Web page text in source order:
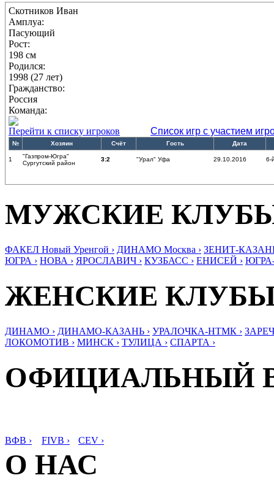
Скотников Иван
Амплуа:
Пасующий
Рост:
198 см
Родился:
1998 (27 лет)
Гражданство:
Россия
Команда:
Перейти к списку игроков
Список игр с участием
№ Хозяин Счёт Гость Дата
1
"Газпром-Югра"
Сургутский район
3:2 "Урал" Уфа 29.10.2016 6-
МУЖСКИЕ
ФАКЕЛ Новый Уренгой › ДИНАМО Москва › ЗЕНИТ-
ЮГРА › НОВА › ЯРОСЛАВИЧ › КУЗБАСС › ЕНИСЕЙ ›
ЖЕНСКИЕ
ДИНАМО › ДИНАМО-КАЗАНЬ › УРАЛОЧКА-НТМК ›
ЛОКОМОТИВ › МИНСК › ТУЛИЦА › СПАРТА ›
ОФИЦИАЛЬНЫЙ
ВФВ › FIVB › CEV ›
О НАС